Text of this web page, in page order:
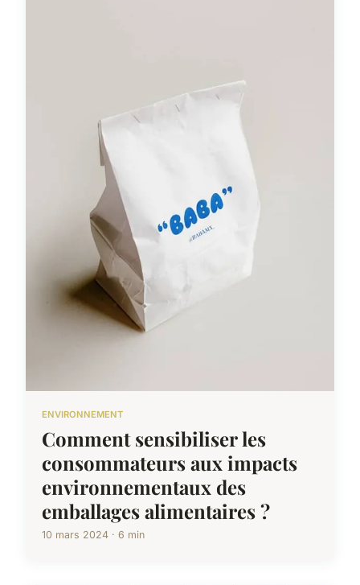
ENVIRONNEMENT
Comment sensibiliser les
consommateurs aux impacts
environnementaux des
emballages alimentaires ?
10 mars 2024 · 6 min